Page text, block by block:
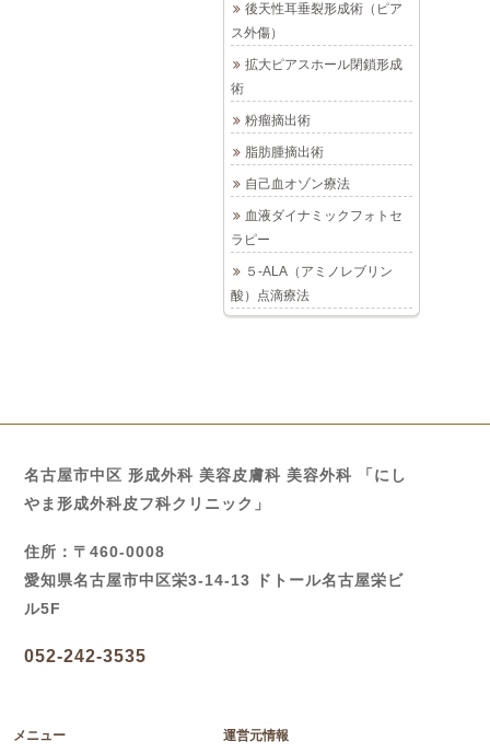
後天性耳垂裂形成術（ピア
ス外傷）
拡大ピアスホール閉鎖形成
術
粉瘤摘出術
脂肪腫摘出術
自己血オゾン療法
血液ダイナミックフォトセ
ラピー
５-ALA（アミノレブリン
酸）点滴療法
名古屋市中区 形成外科 美容皮膚科 美容外科 「にし
やま形成外科皮フ科クリニック」
住所：〒460-0008
愛知県名古屋市中区栄3-14-13 ドトール名古屋栄ビ
ル5F
052-242-3535
メニュー 運営元情報